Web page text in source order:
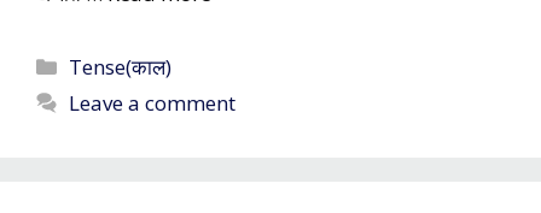
Categories
Tense(काल)
Leave a comment